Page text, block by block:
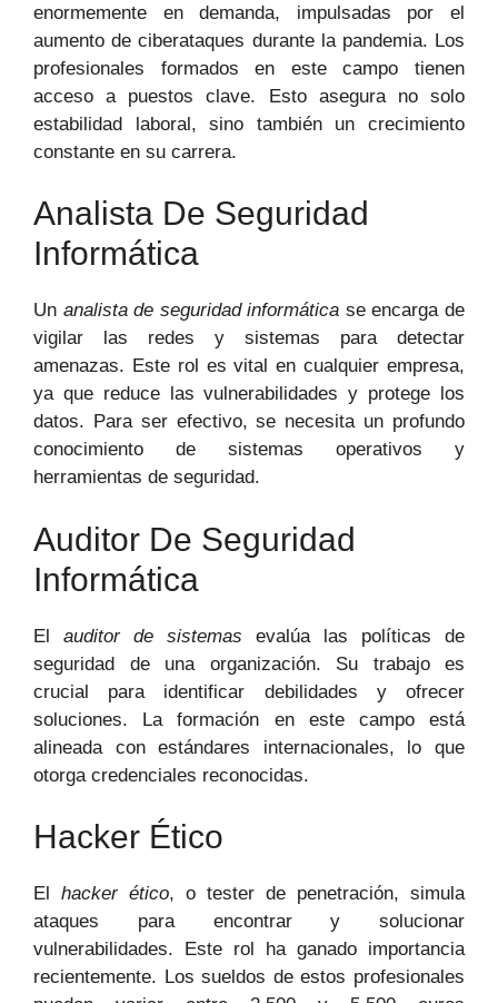
enormemente en demanda, impulsadas por el
aumento de ciberataques durante la pandemia. Los
profesionales formados en este campo tienen
acceso a puestos clave. Esto asegura no solo
estabilidad laboral, sino también un crecimiento
constante en su carrera.
Analista De Seguridad
Informática
Un analista de seguridad informática se encarga de
vigilar las redes y sistemas para detectar
amenazas. Este rol es vital en cualquier empresa,
ya que reduce las vulnerabilidades y protege los
datos. Para ser efectivo, se necesita un profundo
conocimiento de sistemas operativos y
herramientas de seguridad.
Auditor De Seguridad
Informática
El auditor de sistemas evalúa las políticas de
seguridad de una organización. Su trabajo es
crucial para identificar debilidades y ofrecer
soluciones. La formación en este campo está
alineada con estándares internacionales, lo que
otorga credenciales reconocidas.
Hacker Ético
El hacker ético, o tester de penetración, simula
ataques para encontrar y solucionar
vulnerabilidades. Este rol ha ganado importancia
recientemente. Los sueldos de estos profesionales